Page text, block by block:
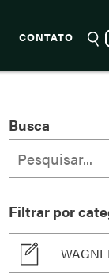
CONTATO
Busca
Filtrar por